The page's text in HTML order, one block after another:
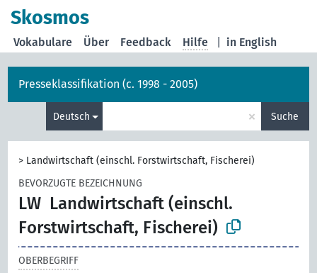
Skosmos
in English
Vokabulare Über Feedback Hilfe
Presseklassifikation (c. 1998 - 2005)
Deutsch × Suche
> Landwirtschaft (einschl. Forstwirtschaft, Fischerei)
BEVORZUGTE BEZEICHNUNG
LW Landwirtschaft (einschl.
Forstwirtschaft, Fischerei)
OBERBEGRIFF